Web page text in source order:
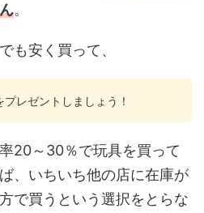
。
も安く買って、
レゼントしましょう！
20～30％で玩具を買って
、いちいち他の店に在庫が
で買うという選択をとらな